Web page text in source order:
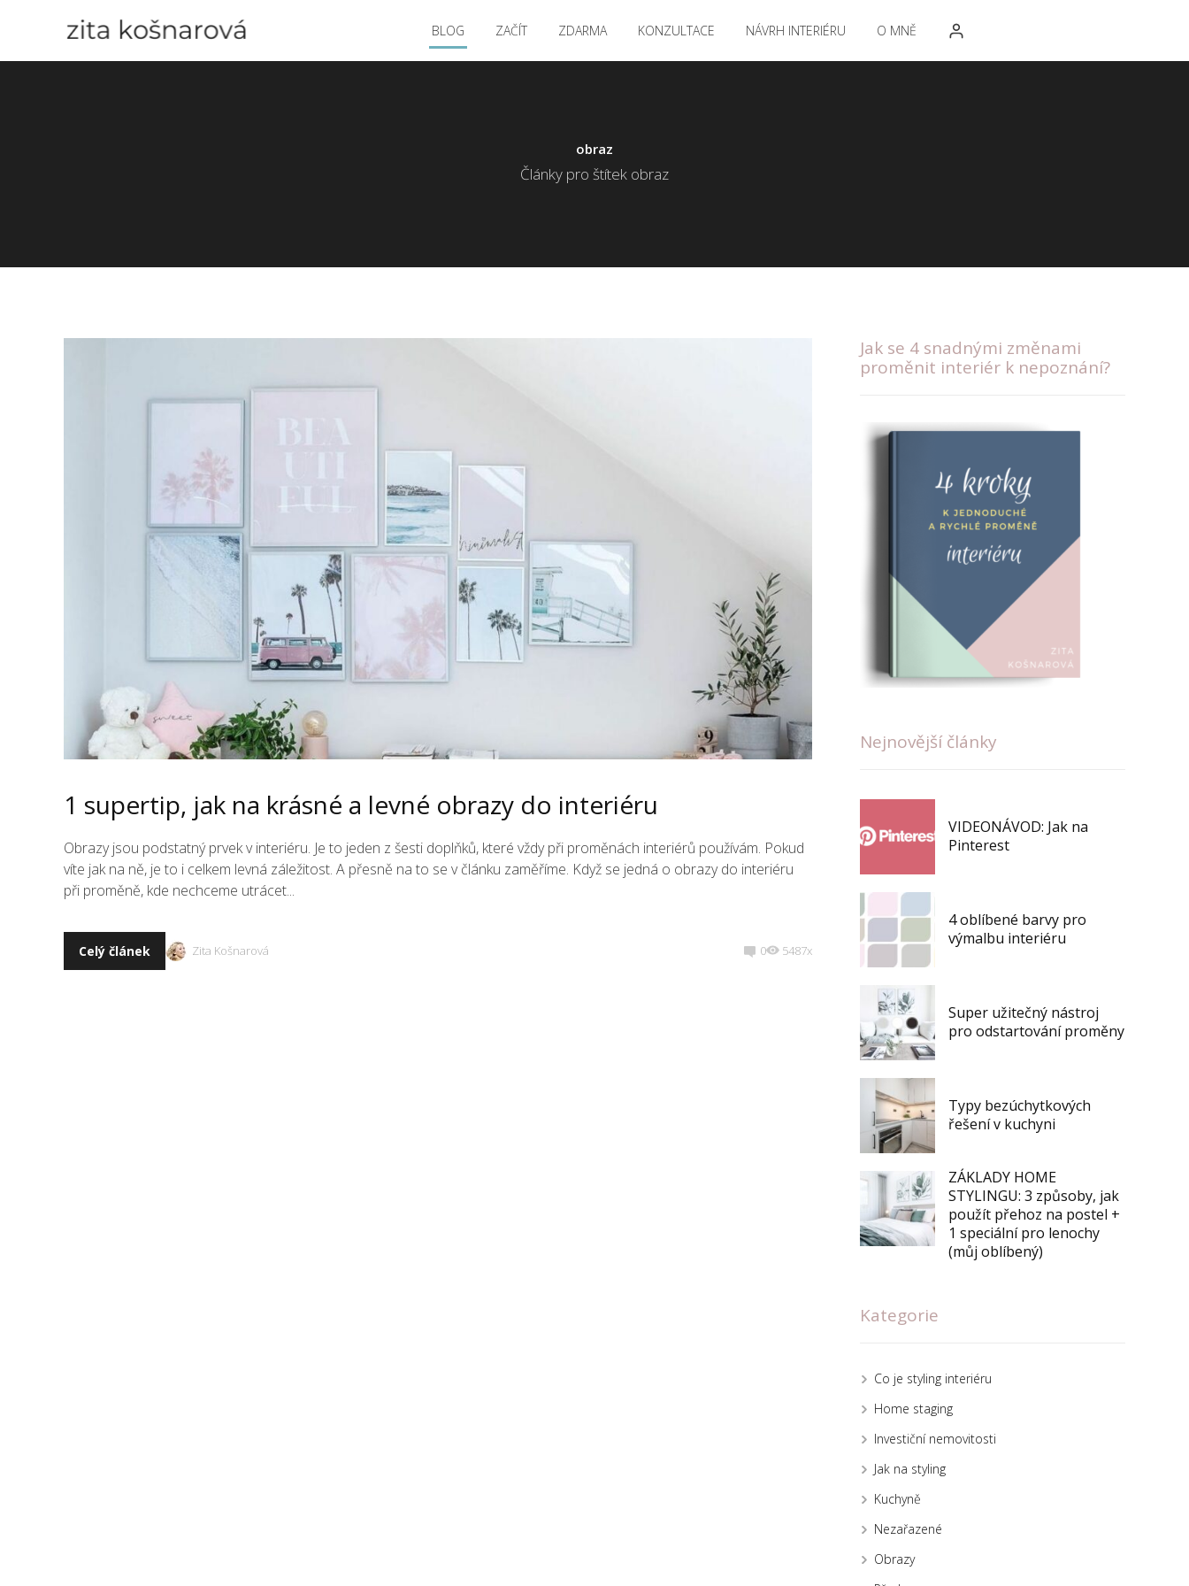
BLOG ZAČÍT ZDARMA KONZULTACE NÁVRH INTERIÉRU O MNĚ
obraz
Články pro štítek obraz
1 supertip, jak na krásné a levné obrazy do interiéru
Obrazy jsou podstatný prvek v interiéru. Je to jeden z šesti doplňků, které vždy při proměnách interiérů používám. Pokud
víte jak na ně, je to i celkem levná záležitost. A přesně na to se v článku zaměříme. Když se jedná o obrazy do interiéru
při proměně, kde nechceme utrácet...
Celý článek Zita Košnarová 0 5487x
Jak se 4 snadnými změnami
proměnit interiér k nepoznání?
Nejnovější články
VIDEONÁVOD: Jak na
Pinterest
4 oblíbené barvy pro
výmalbu interiéru
Super užitečný nástroj
pro odstartování proměny
Typy bezúchytkových
řešení v kuchyni
ZÁKLADY HOME
STYLINGU: 3 způsoby, jak
použít přehoz na postel +
1 speciální pro lenochy
(můj oblíbený)
Kategorie
Co je styling interiéru
Home staging
Investiční nemovitosti
Jak na styling
Kuchyně
Nezařazené
Obrazy